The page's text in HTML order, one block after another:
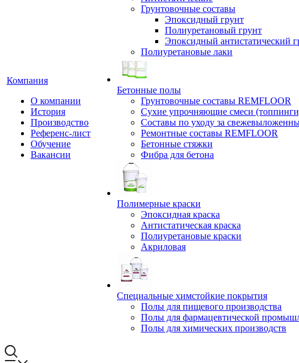
Компания
О компании
История
Производство
Референс-лист
Обучение
Вакансии
Грунтовочные составы
Эпоксидный грунт
Полиуретановый грунт
Эпоксидный антистатический
Полиуретановые лаки
Бетонные полы
Грунтовочные составы REMFLOOR
Сухие упрочняющие смеси
Составы по уходу за
Ремонтные составы REMFLOOR
Бетонные стяжки
Фибра для бетона
Полимерные краски
Эпоксидная краска
Антистатическая краска
Полиуретановые краски
Акриловая
Специальные химстойкие покрытия
Полы для пищевого производства
Полы для фармацевтической
Полы для химических производств